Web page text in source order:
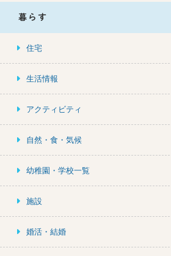
暮らす
住宅
生活情報
アクティビティ
自然・食・気候
幼稚園・学校一覧
施設
婚活・結婚